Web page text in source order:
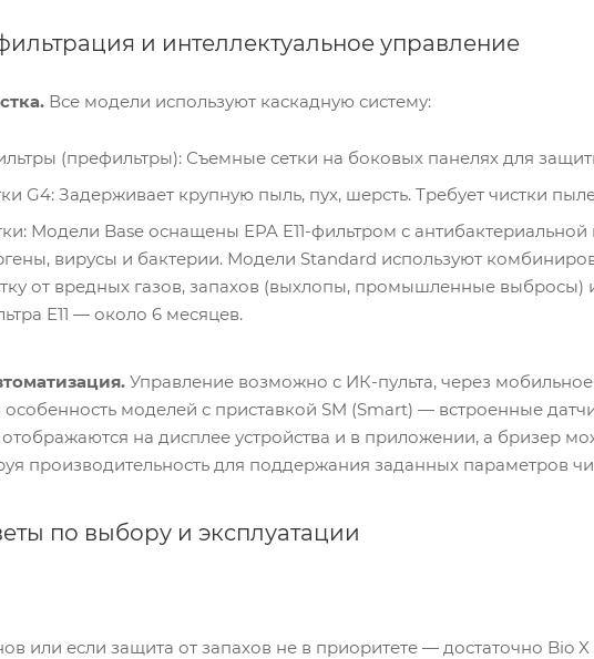
и интеллектуальное управление
Все модели используют каскадную систему:
(префильтры): Съемные сетки на боковых панелях для
G4: Задерживает крупную пыль, пух, шерсть. Требует чистки
Модели Base оснащены EPA E11-фильтром с
вирусы и бактерии. Модели Standard используют
от вредных газов, запахов (выхлопы, промышленные выбросы)
E11 — около 6 месяцев.
Управление возможно с ИК-пульта, через
моделей с приставкой SM (Smart) — встроенные
на дисплее устройства и в приложении, а бризер
производительность для поддержания заданных параметров
по выбору и эксплуатации
или если защита от запахов не в приоритете — достаточно Bio X